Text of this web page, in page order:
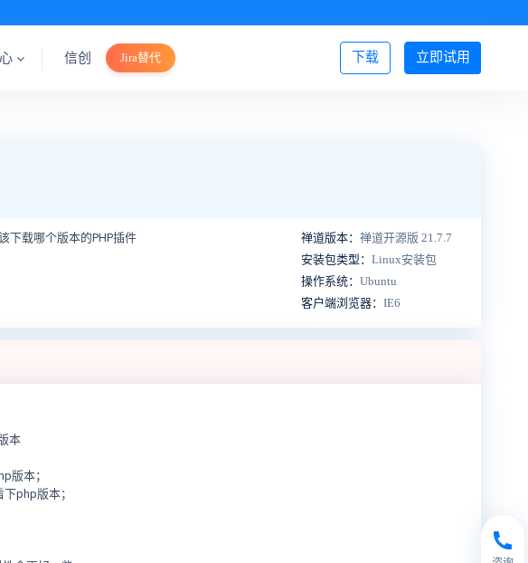
立即试用
下载
信创 Jira替代 登录/注册
下载哪个版本的PHP插件 禅道版本： 禅道开源版 21.7.7
安装包类型： Linux安装包
操作系统： Ubuntu
客户端浏览器： IE6
本
版本；
php版本；